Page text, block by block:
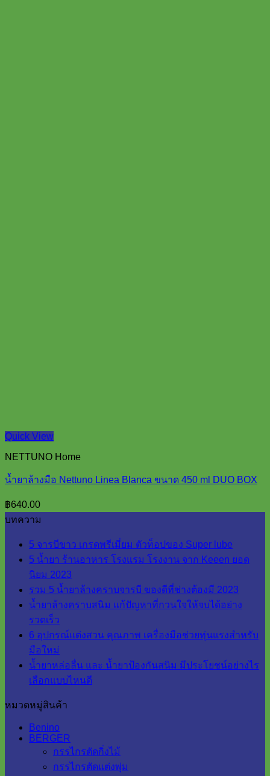
Quick View
NETTUNO Home
น้ำยาล้างมือ Nettuno Linea Blanca ขนาด 450 ml DUO BOX
฿640.00
บทความ
5 จารบีขาว เกรดพรีเมี่ยม ตัวท็อปของ Super lube
5 น้ำยา ร้านอาหาร โรงแรม โรงงาน จาก Keeen ยอด
นิยม 2023
รวม 5 น้ำยาล้างคราบจารบี ของดีที่ช่างต้องมี 2023
น้ำยาล้างคราบสนิม แก้ปัญหาที่กวนใจให้จบได้อย่าง
รวดเร็ว
6 อุปกรณ์แต่งสวน คุณภาพ เครื่องมือช่วยทุ่นแรงสำหรับ
มือใหม่
น้ำยาหล่อลื่น และ น้ำยาป้องกันสนิม มีประโยชน์อย่างไร
เลือกแบบไหนดี
หมวดหมู่สินค้า
Benino
BERGER
กรรไกรตัดกิ่งไม้
กรรไกรตัดแต่งพุ่ม